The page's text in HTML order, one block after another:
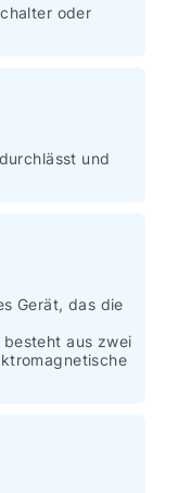
oder
und
Gerät, das die
besteht aus zwei